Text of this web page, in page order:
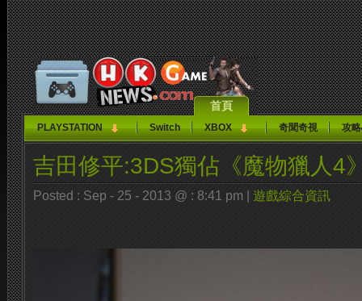
首頁
PLAYSTATION Switch XBOX 奇聞奇視 攻
吉田修平:3DS獨佔《魔物獵人4
Posted : Sep - 25 - 2013 @ : 8:41 pm | 遊戲綜合資訊